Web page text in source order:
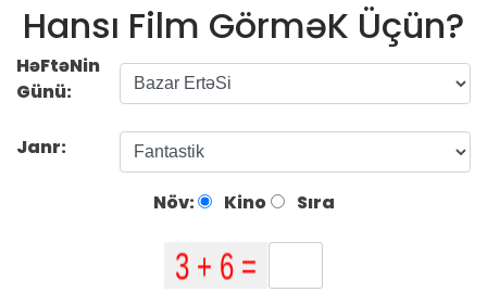
Hansı Film GörməK Üçün?
HəFtəNin
Günü:
Janr:
Növ: Kino Sıra